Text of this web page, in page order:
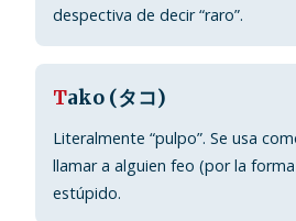
despectiva de decir “raro”.
Tako (タコ)
Literalmente “pulpo”. Se usa
llamar a alguien feo (por la
estúpido.